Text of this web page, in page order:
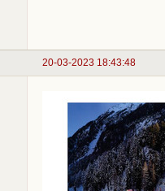
20-03-2023 18:43:48